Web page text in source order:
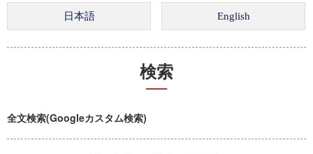
検索
全文検索(Googleカスタム検索)